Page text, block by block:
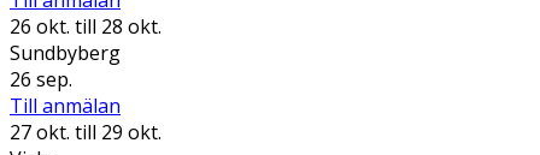
26 okt. till 28 okt.
Sundbyberg
26 sep.
Till anmälan
27 okt. till 29 okt.